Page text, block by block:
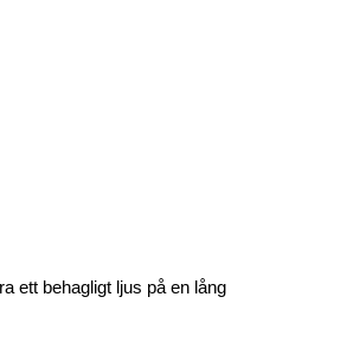
ett behagligt ljus på en lång